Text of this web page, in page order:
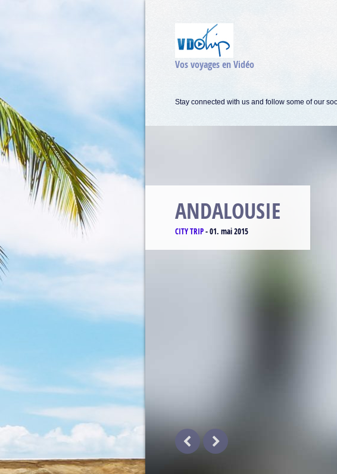
Vos voyages en Vidéo
Stay connected with us and follow some of our
MATTERHORN
CLIMBING -17. avril 2015